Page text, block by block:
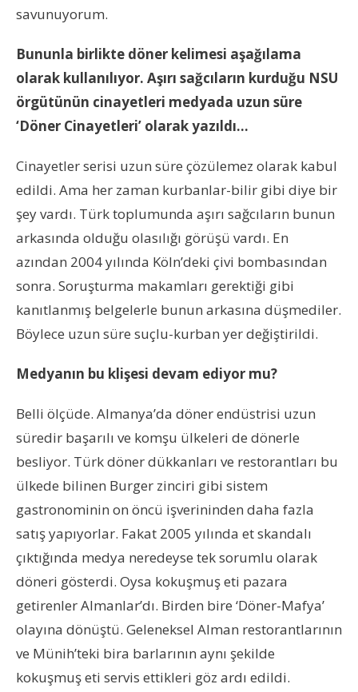
savunuyorum.
Bununla birlikte döner kelimesi aşağılama
olarak kullanılıyor. Aşırı sağcıların kurduğu NSU
örgütünün cinayetleri medyada uzun süre
‘Döner Cinayetleri’ olarak yazıldı…
Cinayetler serisi uzun süre çözülemez olarak kabul
edildi. Ama her zaman kurbanlar-bilir gibi diye bir
şey vardı. Türk toplumunda aşırı sağcıların bunun
arkasında olduğu olasılığı görüşü vardı. En
azından 2004 yılında Köln’deki çivi bombasından
sonra. Soruşturma makamları gerektiği gibi
kanıtlanmış belgelerle bunun arkasına düşmediler.
Böylece uzun süre suçlu-kurban yer değiştirildi.
Medyanın bu klişesi devam ediyor mu?
Belli ölçüde. Almanya’da döner endüstrisi uzun
süredir başarılı ve komşu ülkeleri de dönerle
besliyor. Türk döner dükkanları ve restorantları bu
ülkede bilinen Burger zinciri gibi sistem
gastronominin on öncü işverininden daha fazla
satış yapıyorlar. Fakat 2005 yılında et skandalı
çıktığında medya neredeyse tek sorumlu olarak
döneri gösterdi. Oysa kokuşmuş eti pazara
getirenler Almanlar’dı. Birden bire ‘Döner-Mafya’
olayına dönüştü. Geleneksel Alman restorantlarının
ve Münih’teki bira barlarının aynı şekilde
kokuşmuş eti servis ettikleri göz ardı edildi.